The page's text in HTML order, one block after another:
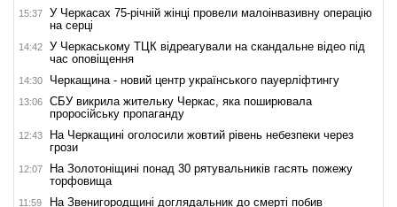
15:37
У Черкасах 75-річній жінці провели малоінвазивну операцію
на серці
14:42
У Черкаському ТЦК відреагували на скандальне відео під
час оповіщення
14:30 Черкащина - новий центр українського пауерліфтингу
13:06
СБУ викрила жительку Черкас, яка поширювала
проросійську пропаганду
12:43
На Черкащині оголосили жовтий рівень небезпеки через
грози
12:07
На Золотоніщині понад 30 рятувальників гасять пожежу
торфовища
11:59
На Звенигородщині доглядальник до смерті побив